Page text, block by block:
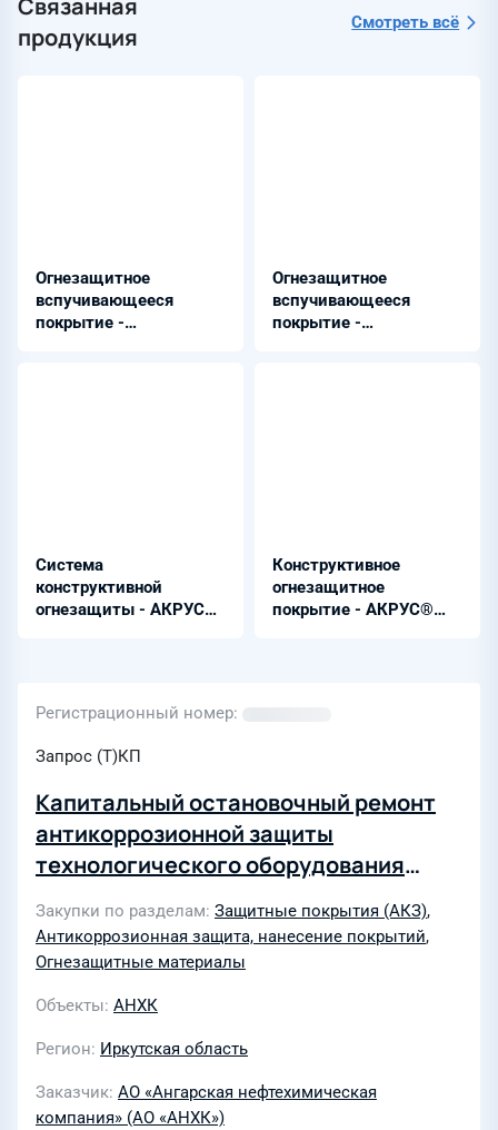
Связанная
продукция
Смотреть всё
Огнезащитное
вспучивающееся
покрытие -
Огнезащитное
вспучивающееся
покрытие -
Система
конструктивной
огнезащиты - АКРУС®
Конструктивное
огнезащитное
покрытие - АКРУС®
Регистрационный номер
Запрос (Т)КП
Капитальный остановочный ремонт
антикоррозионной защиты
технологического оборудования
установки А-37/3, огнезащитного
покрытия производственного здания
установки Г-24 цеха 101 ПМ АО "АНХК"
Закупки по разделам Защитные покрытия (АКЗ),
Антикоррозионная защита, нанесение покрытий,
Огнезащитные материалы
Объекты АНХК
Регион Иркутская область
Заказчик АО «Ангарская нефтехимическая
компания» (АО «АНХК»)